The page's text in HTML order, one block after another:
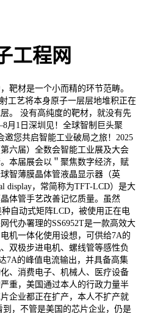
工程网
材是一个小而精的环节范畴。
工艺将本身原子一层层地堆积正在
。 没有高纯度的靶材，就没有先
月1日深圳见！全球智制巨头聚
您共启智能工业破局之旅！2025
六届）全数会智能工业展及大会
本届展会以＂聚焦数字经济，赋
智薄膜晶体管液晶显示器（英
display，常简称为TFT-LCD）是大
体管手艺改善记忆质量。虽然
自动式矩阵LCD，被使用正在电
代办署理的SS6952T是一款高效大
机一体化使用设想，可供给7A的
双极步进电机、螺线管等感性负
7A的峰值电流输出，并具备高集
、消费电子、机械人、医疗设备
重，美国通过本人的行政力量半
企业都正在扩产，本人不扩产就
，不管是美国的芯片企业，仍是